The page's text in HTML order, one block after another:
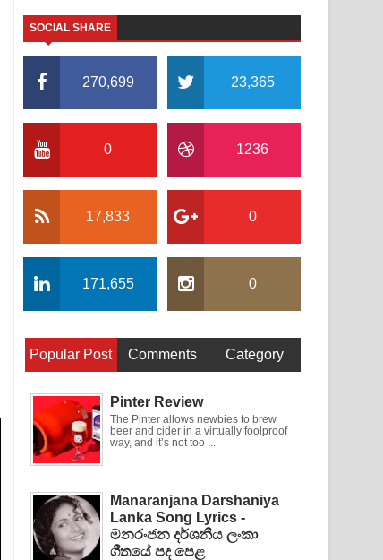
SOCIAL SHARE
270,699 23,365
0 1236
17,833 0
171,655 0
Popular Post Comments Category
Pinter Review
The Pinter allows newbies to brew
beer and cider in a virtually foolproof
way, and it’s not too ...
Manaranjana Darshaniya
Lanka Song Lyrics -
මනරංජන දර්ශනීය ලංකා
ගීතයේ පද පෙළ